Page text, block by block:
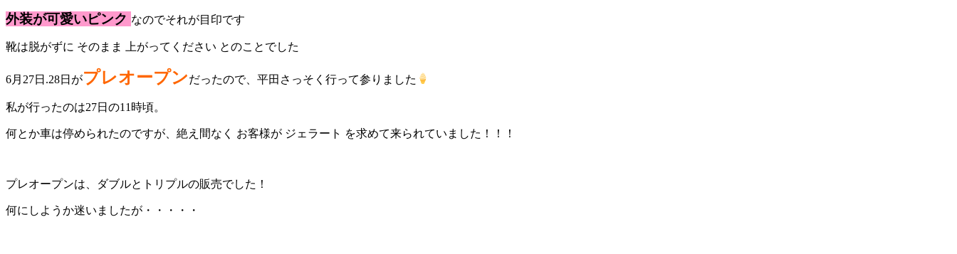
外装が可愛いピンク なのでそれが目印です
靴は脱がずに そのまま 上がってください とのことでした
6月27日.28日がプレオープンだったので、平田さっそく行って参りました
私が行ったのは27日の11時頃。
何とか車は停められたのですが、絶え間なく お客様が ジェラート を求めて来られていました！！！
プレオープンは、ダブルとトリプルの販売でした！
何にしようか迷いましたが・・・・・